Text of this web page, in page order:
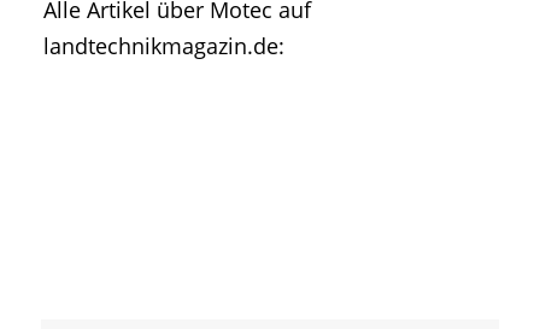
• Geschichte und Geschichten
• Messen und Veranstaltungen
Alle Artikel über Motec auf
landtechnikmagazin.de: